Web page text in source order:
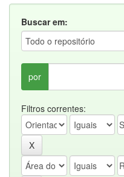
Buscar em:
por
Filtros correntes: